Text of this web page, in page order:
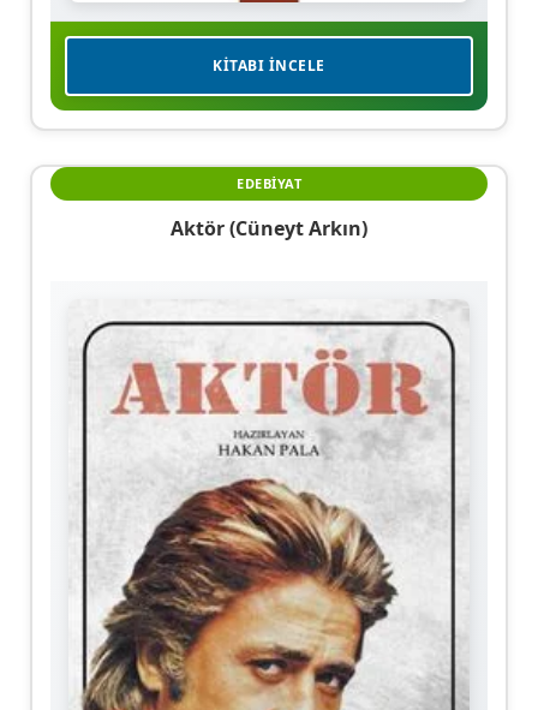
KITABI İNCELE
EDEBIYAT
Aktör (Cüneyt Arkın)